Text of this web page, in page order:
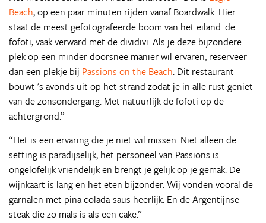
Beach, op een paar minuten rijden vanaf Boardwalk. Hier
staat de meest gefotografeerde boom van het eiland: de
fofoti, vaak verward met de dividivi. Als je deze bijzondere
plek op een minder doorsnee manier wil ervaren, reserveer
dan een plekje bij Passions on the Beach. Dit restaurant
bouwt ’s avonds uit op het strand zodat je in alle rust geniet
van de zonsondergang. Met natuurlijk de fofoti op de
achtergrond.”
“Het is een ervaring die je niet wil missen. Niet alleen de
setting is paradijselijk, het personeel van Passions is
ongelofelijk vriendelijk en brengt je gelijk op je gemak. De
wijnkaart is lang en het eten bijzonder. Wij vonden vooral de
garnalen met pina colada-saus heerlijk. En de Argentijnse
steak die zo mals is als een cake.”